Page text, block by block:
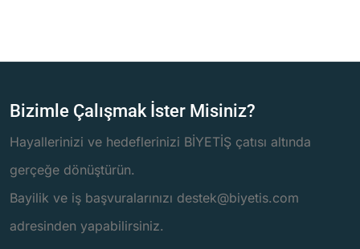
Bizimle Çalışmak İster Misiniz?
Hayallerinizi ve hedeflerinizi BİYETİŞ çatısı altında
gerçeğe dönüştürün.
Bayilik ve iş başvuralarınızı destek@biyetis.com
adresinden yapabilirsiniz.